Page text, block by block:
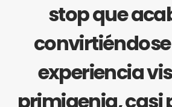
stop que
experiencia
primigenia, casi